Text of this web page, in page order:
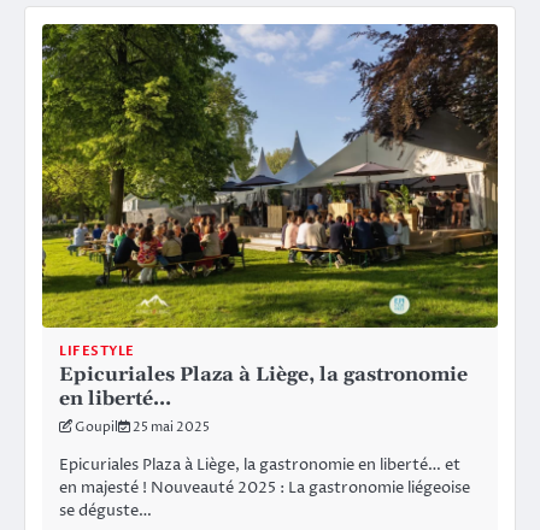
LIFESTYLE
Epicuriales Plaza à Liège, la gastronomie
en liberté…
Goupil 25 mai 2025
Epicuriales Plaza à Liège, la gastronomie en liberté… et
en majesté ! Nouveauté 2025 : La gastronomie liégeoise
se déguste…